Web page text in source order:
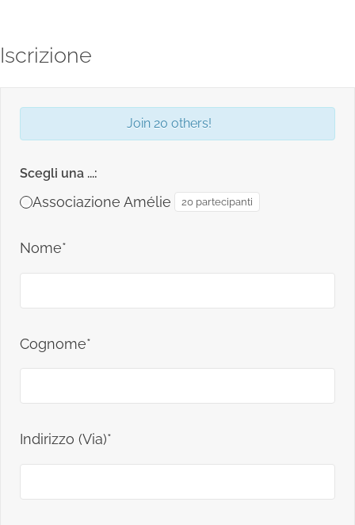
Iscrizione
Join 20 others!
Scegli una ...:
Associazione Amélie 20 partecipanti
Nome*
Cognome*
Indirizzo (Via)*